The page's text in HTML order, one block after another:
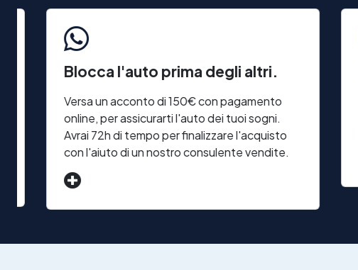
Blocca l'auto prima degli altri.
Versa un acconto di 150€ con pagamento
online, per assicurarti l'auto dei tuoi sogni.
Avrai 72h di tempo per finalizzare l'acquisto
con l'aiuto di un nostro consulente vendite.